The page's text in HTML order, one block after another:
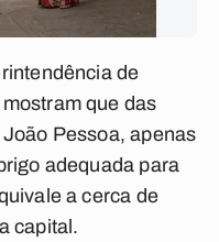
de
que das
Pessoa, apenas
adequada para
a cerca de
capital.